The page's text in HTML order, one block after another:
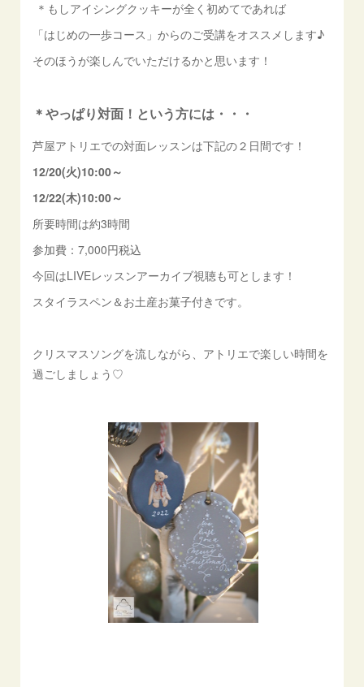
＊もしアイシングクッキーが全く初めてであれば
「はじめの一歩コース」からのご受講をオススメします♪
そのほうが楽しんでいただけるかと思います！
＊やっぱり対面！という方には・・・
芦屋アトリエでの対面レッスンは下記の２日間です！
12/20(火)10:00～
12/22(木)10:00～
所要時間は約3時間
参加費：7,000円税込
今回はLIVEレッスンアーカイブ視聴も可とします！
スタイラスペン＆お土産お菓子付きです。
クリスマスソングを流しながら、アトリエで楽しい時間を
過ごしましょう♡